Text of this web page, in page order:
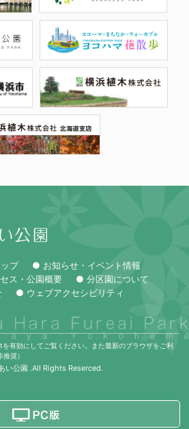
プ
● お知らせ・イベント情報
ス・公園概要
● 分区園について
● ウェブアクセシビリティ
有効にしてご覧ください。また最新のブラウザをご利
奨）
公園 .All Rights Reserced.